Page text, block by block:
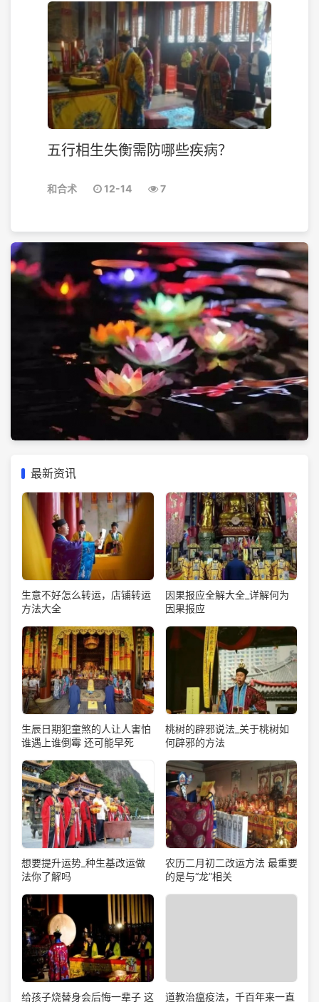
五行相生失衡需防哪些疾病？
和合术 12-14 7
最新资讯
生意不好怎么转运，店铺转运
方法大全
因果报应全解大全_详解何为
因果报应
生辰日期犯童煞的人让人害怕
谁遇上谁倒霉 还可能早死
桃树的辟邪说法_关于桃树如
何辟邪的方法
想要提升运势_种生基改运做
法你了解吗
农历二月初二改运方法 最重要
的是与“龙”相关
给孩子烧替身会后悔一辈子 这 道教治瘟疫法，千百年来一直